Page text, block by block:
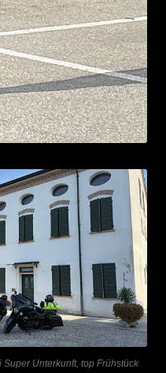
Super Unterkunft, top Frühstück